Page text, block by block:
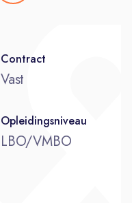
Contract
Vast
Opleidingsniveau
LBO/VMBO